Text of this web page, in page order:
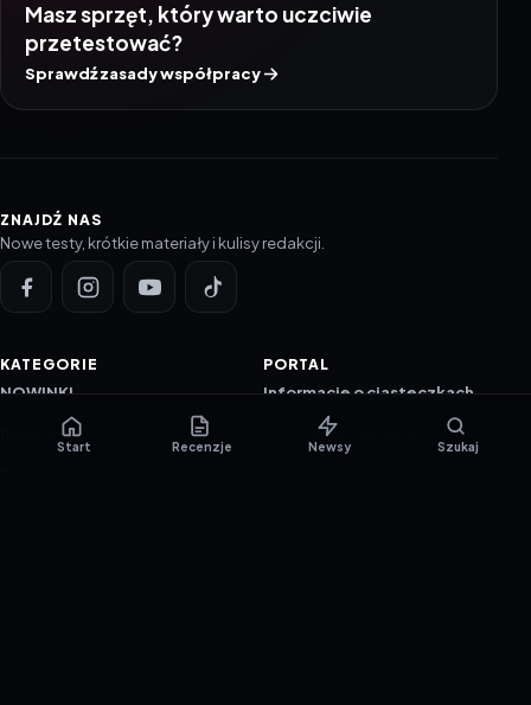
Masz sprzęt, który warto uczciwie
przetestować?
Sprawdź zasady współpracy
ZNAJDŹ NAS
Nowe testy, krótkie materiały i kulisy redakcji.
KATEGORIE
NOWINKI
PORADNIKI
PORTAL
Informacje o ciasteczkach
Polityka prywatności
Start Recenzje Newsy Szukaj